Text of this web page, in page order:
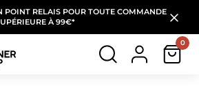
POINT RELAIS POUR TOUTE COMMANDE
À 99€*
0